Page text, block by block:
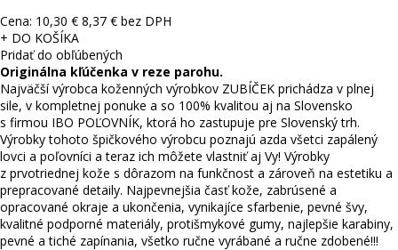
Cena: 10,30 € 8,37 € bez DPH
+ DO KOŠÍKA
Pridať do obľúbených
Originálna kľúčenka v reze parohu.
Najväčší výrobca koženných výrobkov ZUBÍČEK prichádza v plnej
sile, v kompletnej ponuke a so 100% kvalitou aj na Slovensko
s firmou IBO POĽOVNÍK, ktorá ho zastupuje pre Slovenský trh.
Výrobky tohoto špičkového výrobcu poznajú azda všetci zapálený
lovci a poľovníci a teraz ich môžete vlastniť aj Vy! Výrobky
z prvotriednej kože s dôrazom na funkčnost a zároveň na estetiku a
prepracované detaily. Najpevnejšia časť kože, zabrúsené a
opracované okraje a ukončenia, vynikajíce sfarbenie, pevné švy,
kvalitné podporné materiály, protišmykové gumy, najlepšie karabiny,
pevné a tiché zapínania, všetko ručne vyrábané a ručne zdobené!!!